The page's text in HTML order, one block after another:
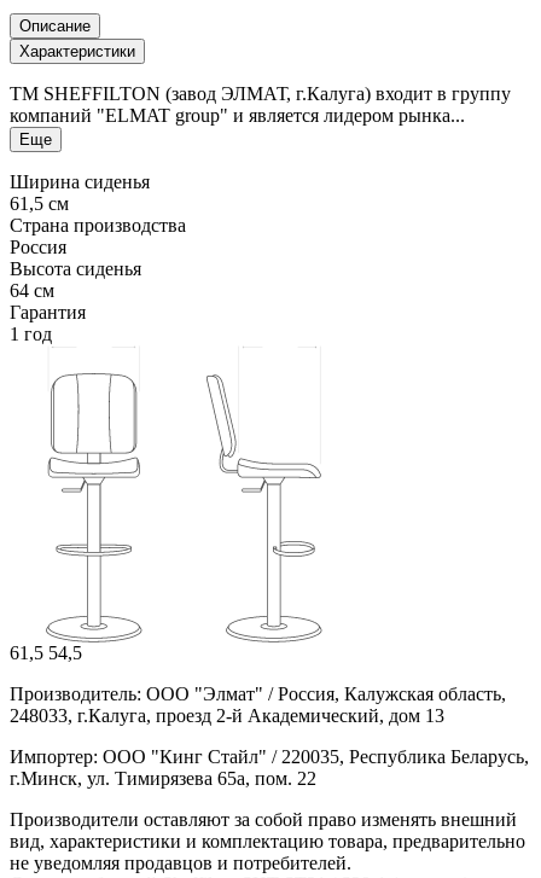
Описание
Характеристики
ТМ SHEFFILTON (завод ЭЛМАТ, г.Калуга) входит в группу
компаний "ELMAT group" и является лидером рынка...
Еще
Ширина сиденья
61,5 см
Страна производства
Россия
Высота сиденья
64 см
Гарантия
1 год
61,5 54,5
Производитель: ООО "Элмат" / Россия, Калужская область,
248033, г.Калуга, проезд 2-й Академический, дом 13
Импортер: ООО "Кинг Стайл" / 220035, Республика Беларусь,
г.Минск, ул. Тимирязева 65а, пом. 22
Производители оставляют за собой право изменять внешний
вид, характеристики и комплектацию товара, предварительно
не уведомляя продавцов и потребителей.